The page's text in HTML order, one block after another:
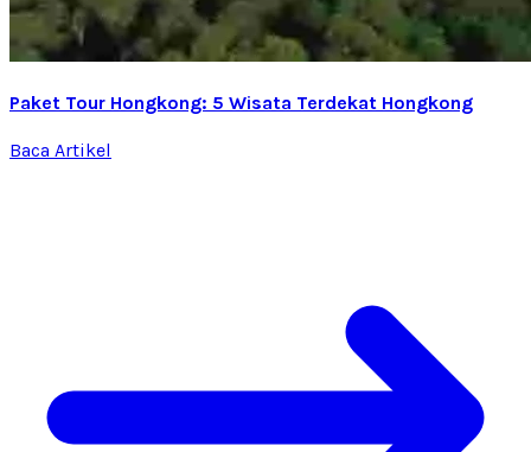
Paket Tour Hongkong: 5 Wisata Terdekat Hongkong
Baca Artikel